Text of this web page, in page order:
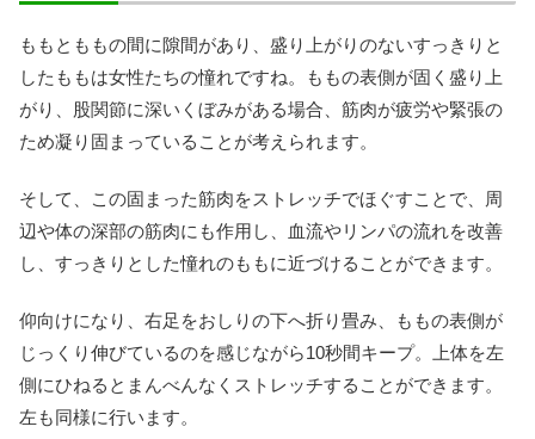
ももとももの間に隙間があり、盛り上がりのないすっきりと
したももは女性たちの憧れですね。ももの表側が固く盛り上
がり、股関節に深いくぼみがある場合、筋肉が疲労や緊張の
ため凝り固まっていることが考えられます。
そして、この固まった筋肉をストレッチでほぐすことで、周
辺や体の深部の筋肉にも作用し、血流やリンパの流れを改善
し、すっきりとした憧れのももに近づけることができます。
仰向けになり、右足をおしりの下へ折り畳み、ももの表側が
じっくり伸びているのを感じながら10秒間キープ。上体を左
側にひねるとまんべんなくストレッチすることができます。
左も同様に行います。